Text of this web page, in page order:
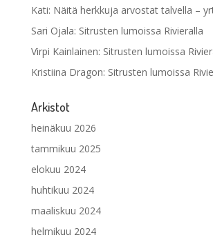
Kati: Näitä herkkuja arvostat talvella –
Sari Ojala: Sitrusten lumoissa Rivieralla
Virpi Kainlainen: Sitrusten lumoissa
Kristiina Dragon: Sitrusten lumoissa
Arkistot
heinäkuu 2026
tammikuu 2025
elokuu 2024
huhtikuu 2024
maaliskuu 2024
helmikuu 2024